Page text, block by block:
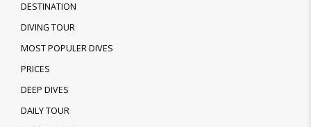
DESTINATION
DIVING TOUR
MOST POPULER DIVES
PRICES
DEEP DIVES
DAILY TOUR